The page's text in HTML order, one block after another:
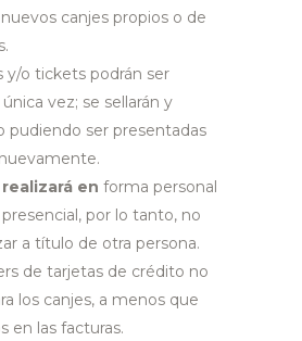
canjes propios o de
y/o tickets podrán ser
vez; se sellarán y
pudiendo ser presentadas
realizará en forma personal
presencial, por lo tanto, no
a título de otra persona.
de tarjetas de crédito no
los canjes, a menos que
en las facturas.